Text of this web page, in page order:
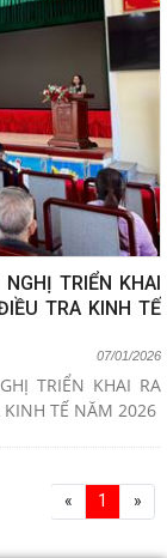
TRIỂN KHAI
TRA KINH TẾ
07/01/2026
TRIỂN KHAI RA
KINH TẾ NĂM 2026
« 1 »